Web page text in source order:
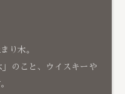
り木。
のこと、ウイスキーや